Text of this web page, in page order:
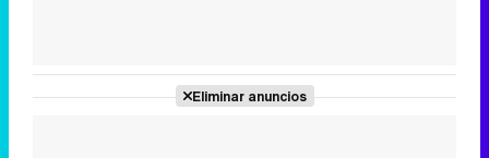
Eliminar anuncios